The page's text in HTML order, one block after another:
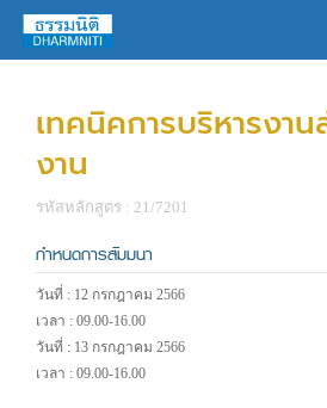
เทคนิคการบริหารงา
งาน
รหัสหลักสูตร : 21/7201
กำหนดการสัมมนา
วันที่ : 12 กรกฎาคม 2566
เวลา : 09.00-16.00
วันที่ : 13 กรกฎาคม 2566
เวลา : 09.00-16.00